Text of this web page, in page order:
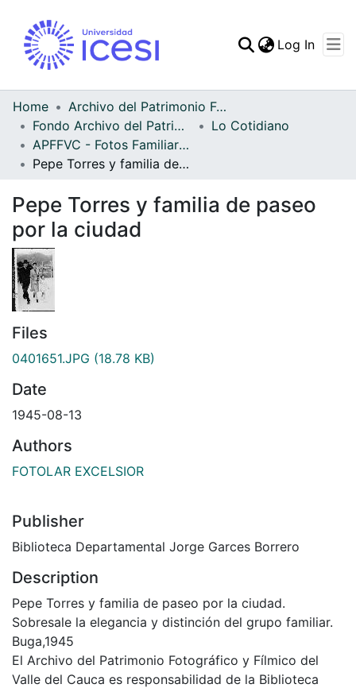
Statistics
Log In
Home
Archivo del Patrimonio Fotográfico y Fílmico del Valle del Cauca
Fondo Archivo del Patrimonio Fotográfico y Fílmico del Valle del Cauca
Lo Cotidiano
APFFVC - Fotos Familiares - Patrimonial
Pepe Torres y familia de paseo por la ciudad
Pepe Torres y familia de paseo
por la ciudad
Files
0401651.JPG (18.78 KB)
Date
1945-08-13
Authors
FOTOLAR EXCELSIOR
Publisher
Biblioteca Departamental Jorge Garces Borrero
Description
Pepe Torres y familia de paseo por la ciudad.
Sobresale la elegancia y distinción del grupo familiar.
Buga,1945
El Archivo del Patrimonio Fotográfico y Fílmico del
Valle del Cauca es responsabilidad de la Biblioteca